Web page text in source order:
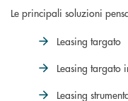
Le principali soluzioni
Leasing targato
Leasing targato
Leasing